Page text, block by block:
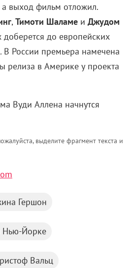
а выход фильм отложил.
, Тимоти Шаламе и Джудом
доберется до европейских
В России премьера намечена
релиза в Америке у проекта
Вуди Аллена начнутся
выделите фрагмент текста и
Гершон
Нью-Йорке
Вальц